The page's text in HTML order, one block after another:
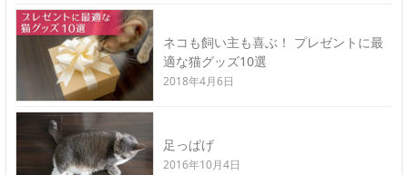
ネコも飼い主も喜ぶ！ プレゼントに最
適な猫グッズ10選
2018年4月6日
足っぱげ
2016年10月4日